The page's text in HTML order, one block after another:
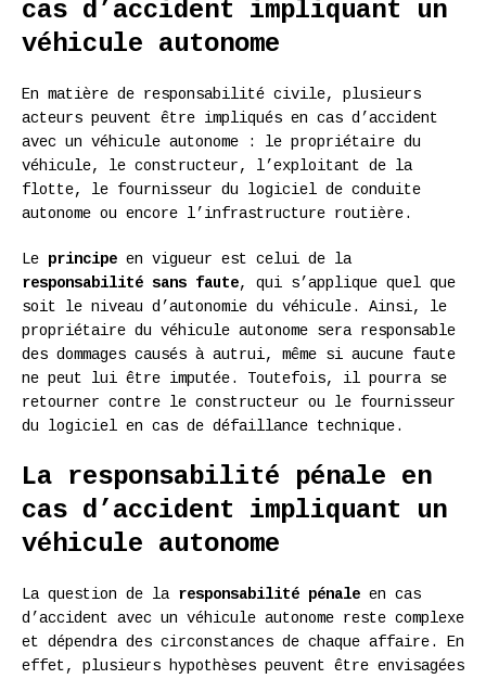
cas d’accident impliquant un
véhicule autonome
En matière de responsabilité civile, plusieurs
acteurs peuvent être impliqués en cas d’accident
avec un véhicule autonome : le propriétaire du
véhicule, le constructeur, l’exploitant de la
flotte, le fournisseur du logiciel de conduite
autonome ou encore l’infrastructure routière.
Le principe en vigueur est celui de la
responsabilité sans faute, qui s’applique quel que
soit le niveau d’autonomie du véhicule. Ainsi, le
propriétaire du véhicule autonome sera responsable
des dommages causés à autrui, même si aucune faute
ne peut lui être imputée. Toutefois, il pourra se
retourner contre le constructeur ou le fournisseur
du logiciel en cas de défaillance technique.
La responsabilité pénale en
cas d’accident impliquant un
véhicule autonome
La question de la responsabilité pénale en cas
d’accident avec un véhicule autonome reste complexe
et dépendra des circonstances de chaque affaire. En
effet, plusieurs hypothèses peuvent être envisagées